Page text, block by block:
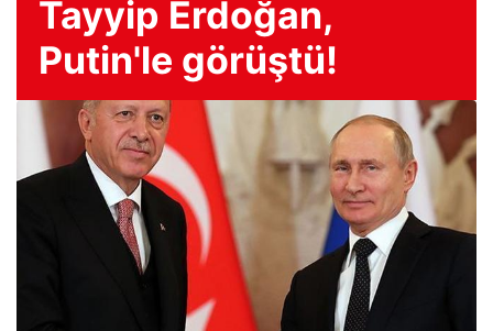
Tayyip Erdoğan,
Putin'le görüştü!